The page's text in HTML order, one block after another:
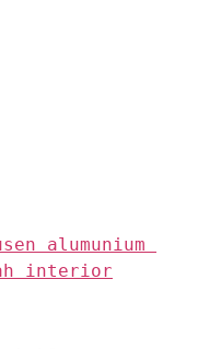
alumunium
interior